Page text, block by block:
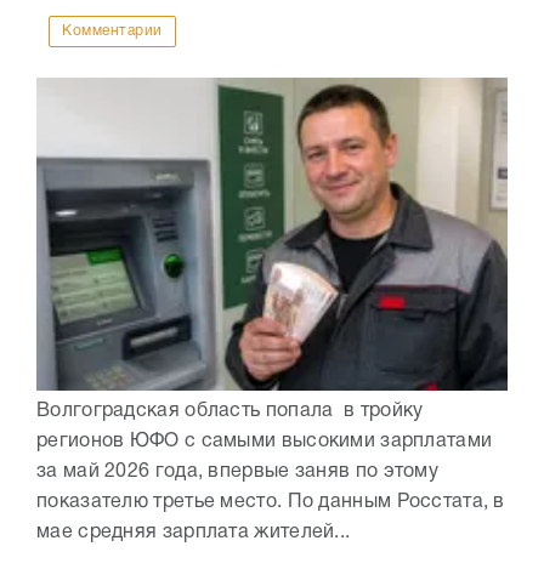
Комментарии
Волгоградская область попала в тройку
регионов ЮФО с самыми высокими зарплатами
за май 2026 года, впервые заняв по этому
показателю третье место. По данным Росстата, в
мае средняя зарплата жителей...